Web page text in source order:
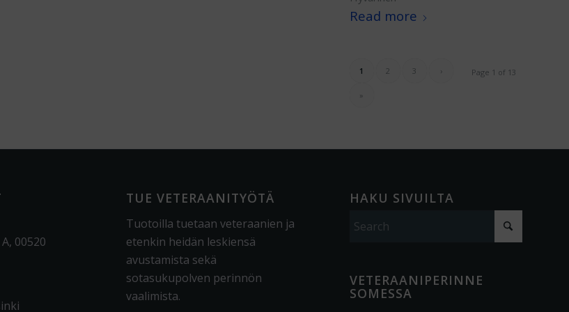
Read more
Page 1 of 13
1 2 3 ›
»
00520
TUE VETERAANITYÖTÄ
Tuotoilla tuetaan veteraanien ja
etenkin heidän leskiensä
avustamista sekä
sotasukupolven perinnön
vaalimista.
HAKU SIVUILTA
VETERAANIPERINNE
SOMESSA